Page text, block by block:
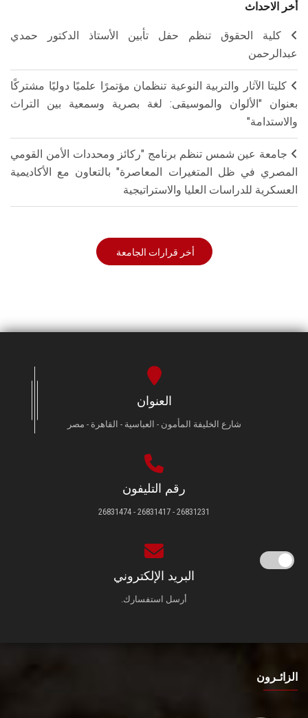
أخر الاحداث
كلية الحقوق تنظم حفل تأبين الأستاذ الدكتور حمدي
عبدالرحمن
كليتا الآثار والتربية النوعية تنظمان مؤتمرًا علميًا دوليًا مشتركًا
بعنوان "الألوان والموسيقى: لغة بصرية وسمعية بين التراث
والاستدامة"
جامعة عين شمس تنظم برنامج "ركائز ومحددات الأمن القومي
المصري في ظل المتغيرات المعاصرة" بالتعاون مع الأكاديمية
العسكرية للدراسات العليا والاستراتيجية
أخر قرارات الجامعة
العنوان
شارع الخليفة المأمون - العباسية - القاهرة - مصر
رقم التليفون
26831231 - 26831417 - 26831474
البريد الإلكتروني
أرسل استفسارك.
الزائـرون